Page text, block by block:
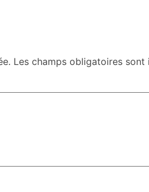
Les champs obligatoires sont